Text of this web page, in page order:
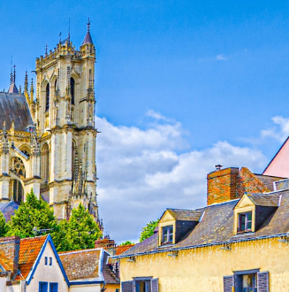
Réinitialiser les filtres